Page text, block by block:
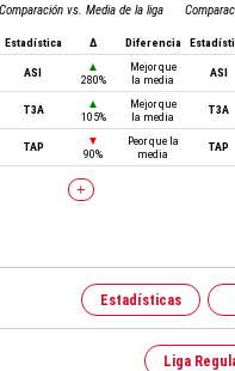
Comparación vs. Media de la liga
Estadística Δ Diferencia
ASI
▲
280%
Mejor que
la media
T3A
▲
105%
Mejor que
la media
TAP
▼
90%
Peor que la
media
+
ASI
T3A
TAP
Estadísticas
Liga